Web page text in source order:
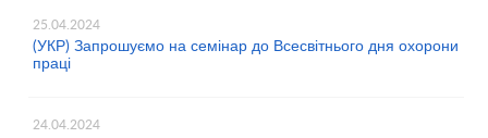
25.04.2024
(УКР) Запрошуємо на семінар до Всесвітнього дня охорони
праці
24.04.2024